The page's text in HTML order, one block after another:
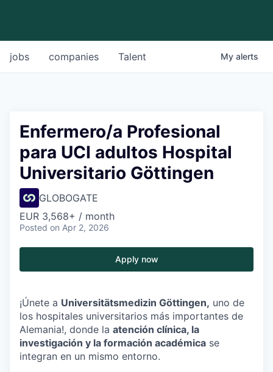
jobs companies Talent My alerts
Enfermero/a Profesional
para UCI adultos Hospital
Universitario Göttingen
GLOBOGATE
EUR 3,568+ / month
Posted on Apr 2, 2026
Apply now
¡Únete a Universitätsmedizin Göttingen, uno de
los hospitales universitarios más importantes de
Alemania!, donde la atención clínica, la
investigación y la formación académica se
integran en un mismo entorno.